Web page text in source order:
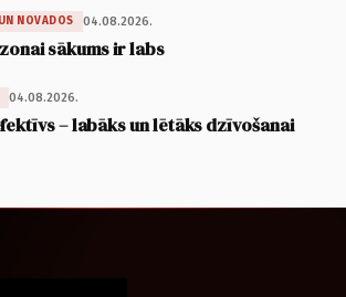
NOVADOS 04.08.2026.
sākums ir labs
04.08.2026.
– labāks un lētāks dzīvošanai